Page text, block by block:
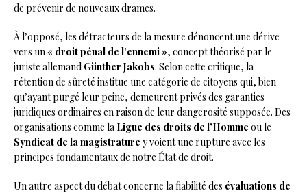
de prévenir de nouveaux drames.
À l’opposé, les détracteurs de la mesure dénoncent une dérive
vers un « droit pénal de l’ennemi », concept théorisé par le
juriste allemand Günther Jakobs. Selon cette critique, la
rétention de sûreté institue une catégorie de citoyens qui, bien
qu’ayant purgé leur peine, demeurent privés des garanties
juridiques ordinaires en raison de leur dangerosité supposée. Des
organisations comme la Ligue des droits de l’Homme ou le
Syndicat de la magistrature y voient une rupture avec les
principes fondamentaux de notre État de droit.
Un autre aspect du débat concerne la fiabilité des évaluations de